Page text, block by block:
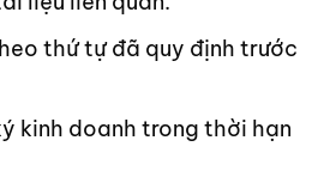
thứ tự đã quy định trước
kinh doanh trong thời hạn